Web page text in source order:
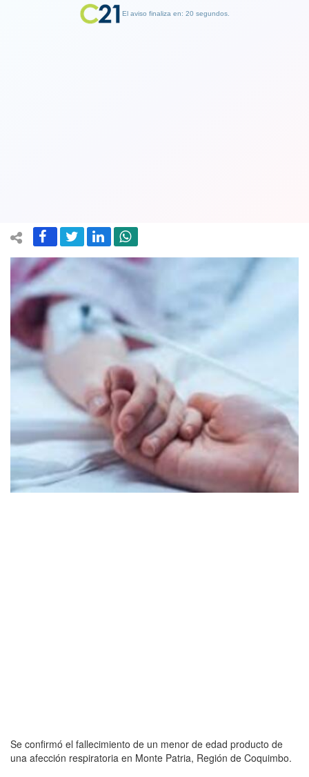
Se confirmó el fallecimiento de un menor de edad producto de
una afección respiratoria en Monte Patria, Región de Coquimbo.
El aviso finaliza en: 19 segundos.